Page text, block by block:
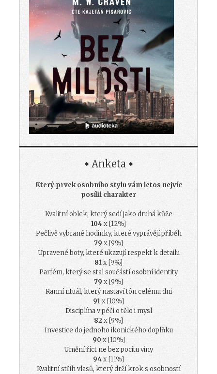
Anketa
Který prvek osobního stylu vám letos nejvíc
posílil charakter
Kvalitní oblek, který sedí jako druhá kůže
104x [12%]
Pečlivě vybrané hodinky, které vyprávějí příběh
79 x [9%]
Upravené boty, které ukazují respekt k detailu
81x [9%]
Parfém, který se stal součástí osobní identity
79 x [9%]
Ranní rituál, který nastaví tón celému dni
91x [10%]
Disciplína v péči o tělo i mysl
82x [9%]
Investice do jednoho ikonického doplňku
90 x [10%]
Umění říct ne bez pocitu viny
94x [11%]
Kvalitní střih vlasů, který drží krok s osobností